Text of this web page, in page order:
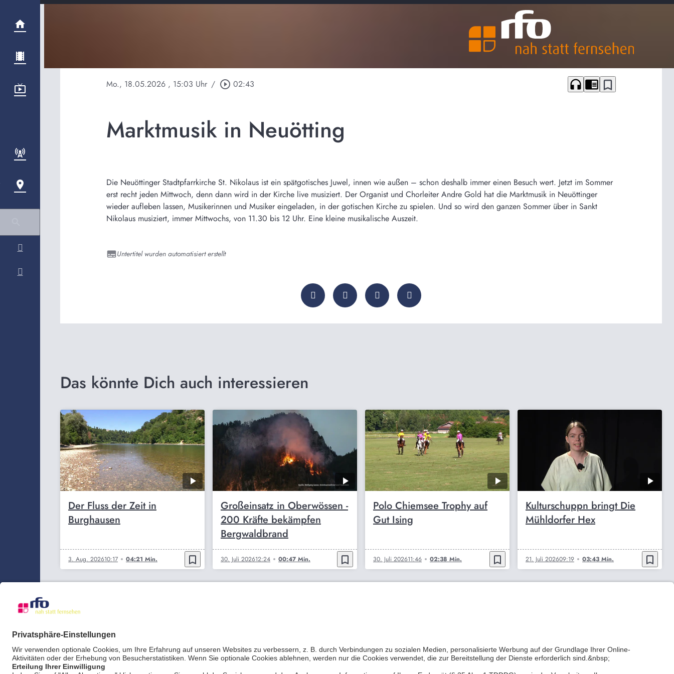
Mo., 18.05.2026 , 15:03 Uhr / play_circle_outline 02:43 headphones chrome_reader_mode bookmark_border
Marktmusik in Neuötting
Die Neuöttinger Stadtpfarrkirche St. Nikolaus ist ein spätgotisches Juwel, innen wie außen – schon deshalb immer einen Besuch wert. Jetzt im Sommer
erst recht jeden Mittwoch, denn dann wird in der Kirche live musiziert. Der Organist und Chorleiter Andre Gold hat die Marktmusik in Neuöttinger
wieder aufleben lassen, Musikerinnen und Musiker eingeladen, in der gotischen Kirche zu spielen. Und so wird den ganzen Sommer über in Sankt
Nikolaus musiziert, immer Mittwochs, von 11.30 bis 12 Uhr. Eine kleine musikalische Auszeit.
Untertitel wurden automatisiert erstellt
Das könnte Dich auch interessieren
Der Fluss der Zeit in
Burghausen
3. Aug. 202610:17 04:21 Min. bookmark_border
Großeinsatz in Oberwössen -
200 Kräfte bekämpfen
Bergwaldbrand
30. Juli 202612:24 00:47 Min. bookmark_border
Polo Chiemsee Trophy auf
Gut Ising
30. Juli 202611:46 02:38 Min. bookmark_border
Kulturschuppn bringt Die
Mühldorfer Hex
21. Juli 202609:19 03:43 Min. bookmark_border